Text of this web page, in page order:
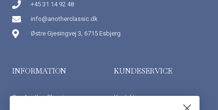
+45 31 14 92 48
info@anotherclassic.dk
Østre Gjesingvej 3, 6715 Esbjerg
INFORMATION
Om Another Classic
KUNDESERVICE
Kontakt os